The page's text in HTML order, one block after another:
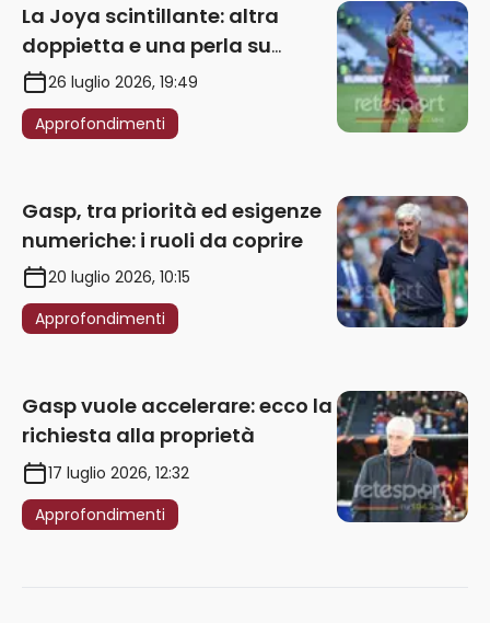
La Joya scintillante: altra
doppietta e una perla su
punizione – VIDEO
26 luglio 2026, 19:49
Approfondimenti
Gasp, tra priorità ed esigenze
numeriche: i ruoli da coprire
20 luglio 2026, 10:15
Approfondimenti
Gasp vuole accelerare: ecco la
richiesta alla proprietà
17 luglio 2026, 12:32
Approfondimenti